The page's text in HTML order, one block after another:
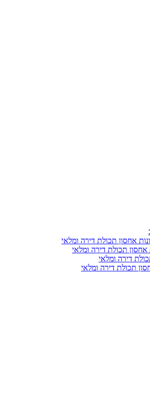
אחסון תכולת דירה ומלאי
אחסון תכולת דירה ומלאי
דירה ומלאי
תכולת דירה ומלאי